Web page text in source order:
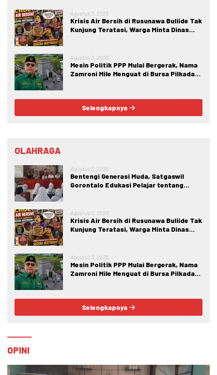
Agustus 3, 2026
Krisis Air Bersih di Rusunawa Buliide Tak
Kunjung Teratasi, Warga Minta Dinas
Agustus 3, 2026
Mesin Politik PPP Mulai Bergerak, Nama
Zamroni Mile Menguat di Bursa Pilkada
Selengkapnya
OLAHRAGA
Agustus 5, 2026
Bentengi Generasi Muda, Satgaswil
Gorontalo Edukasi Pelajar tentang
Agustus 3, 2026
Krisis Air Bersih di Rusunawa Buliide Tak
Kunjung Teratasi, Warga Minta Dinas
Agustus 3, 2026
Mesin Politik PPP Mulai Bergerak, Nama
Zamroni Mile Menguat di Bursa Pilkada
Selengkapnya
OPINI